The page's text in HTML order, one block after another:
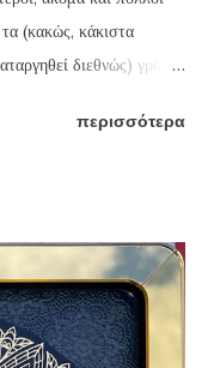
(κακώς, κάκιστα
διεθνώς) γράδα
18 γράδα την ρακή,
το πολύ βαθμούς
πίνακα παρακάτω).
περισσότερα